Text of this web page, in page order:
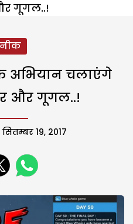
गूगल..!
अभियान चलाएंगे
और गूगल..!
सितम्बर 19, 2017